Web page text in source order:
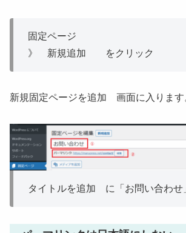
固定ページ
》 新規追加 をクリック
新規固定ページを追加 画面に入ります
タイトルを追加 に「お問い合わ